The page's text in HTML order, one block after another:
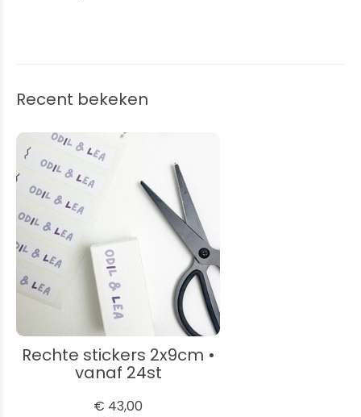
Recent bekeken
Rechte stickers 2x9cm •
vanaf 24st
€ 43,00